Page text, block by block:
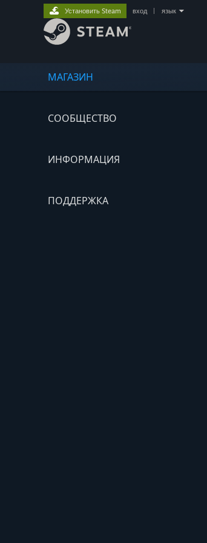
МАГАЗИН
СООБЩЕСТВО
ИНФОРМАЦИЯ
ПОДДЕРЖКА
Установить Steam вход язык